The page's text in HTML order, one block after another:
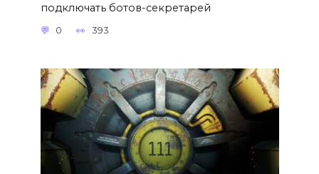
подключать ботов-секретарей
0 393